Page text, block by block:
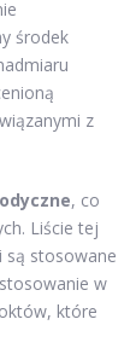
środek
z
, co
Liście tej
i są stosowane
w
które